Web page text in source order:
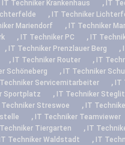
IT Techniker Krankenhaus , IT
, IT Techniker
Mariendorf , IT Techniker
, IT Techniker PC , IT
, IT Techniker Prenzlauer Berg ,
, IT Techniker Router , IT
Schöneberg , IT Techniker
Techniker Servicemitarbeiter , IT
Sportplatz , IT Techniker
Techniker Streswoe , IT
, IT Techniker Teamviewer
Techniker Tiergarten , IT
IT Techniker Waldstadt , IT